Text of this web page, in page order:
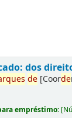
dos
de [Coorde
empréstimo: [